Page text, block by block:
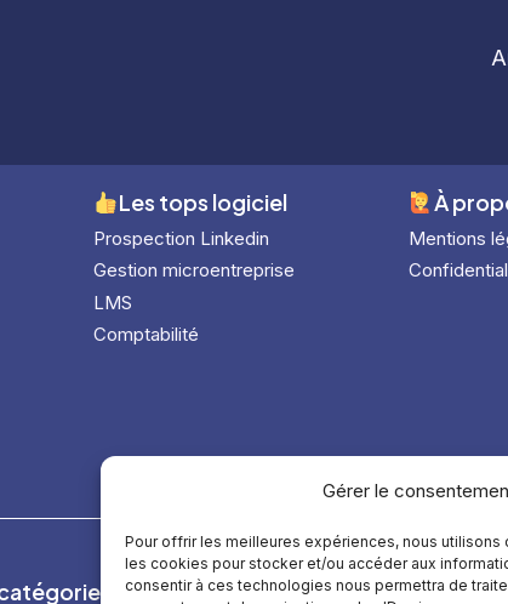
Gérer le
Pour offrir les meilleures expériences, nous
les cookies pour stocker et/ou accéder aux
consentir à ces technologies nous permettra de
Les tops logiciel
Prospection Linkedin
Gestion microentreprise
LMS
Comptabilité
À
Mentions